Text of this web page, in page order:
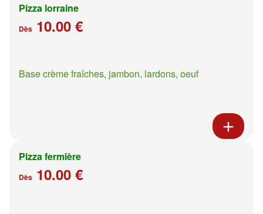
Pizza lorraine
Dès 10.00 €
Base crème fraîches, jambon, lardons, oeuf
Pizza fermière
Dès 10.00 €